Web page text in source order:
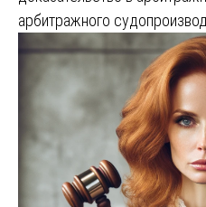
арбитражного